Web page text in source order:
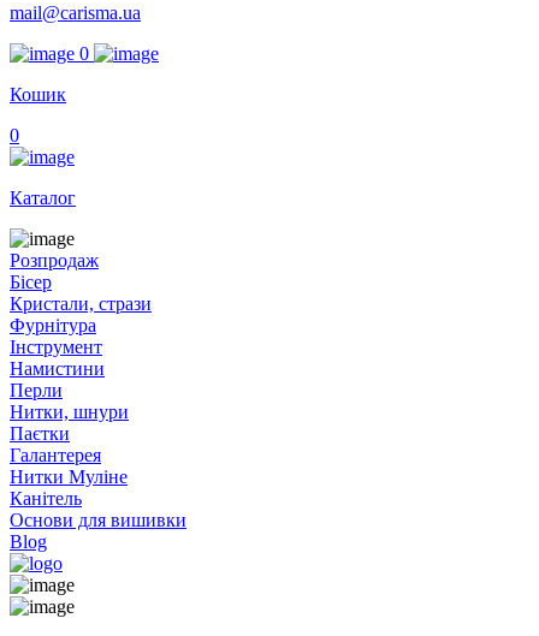
mail@carisma.ua
0
Кошик
0
Каталог
Розпродаж
Бісер
Кристали, стрази
Фурнітура
Інструмент
Намистини
Перли
Нитки, шнури
Паєтки
Галантерея
Нитки Муліне
Канітель
Основи для вишивки
Blog